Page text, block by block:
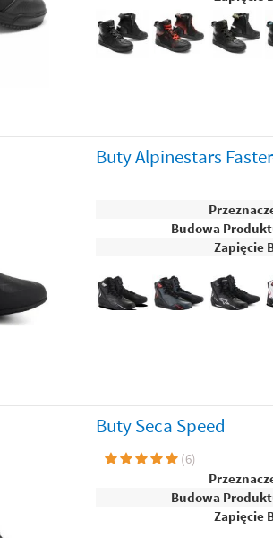
Buty Alpinestars
Budowa
Zapięcie
Buty Seca Speed
(6)
Budowa
Zapięcie